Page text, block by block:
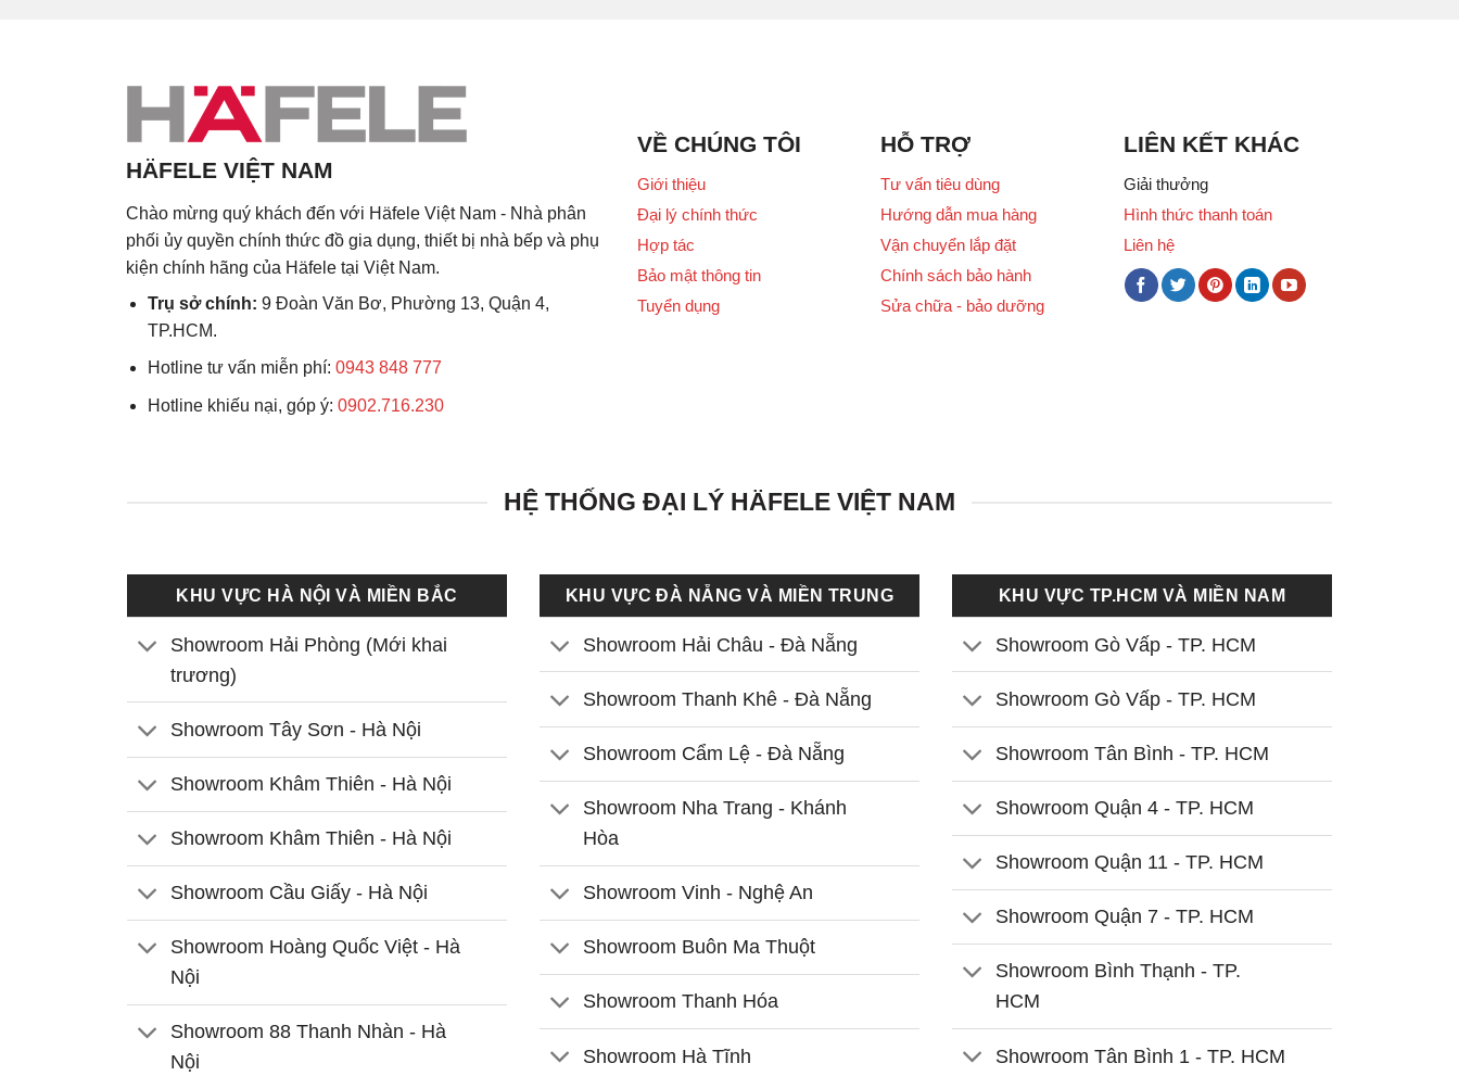
HÄFELE VIỆT NAM
Chào mừng quý khách đến với Häfele Việt Nam - Nhà phân
phối ủy quyền chính thức đồ gia dụng, thiết bị nhà bếp và phụ
kiện chính hãng của Häfele tại Việt Nam.
Trụ sở chính: 9 Đoàn Văn Bơ, Phường 13, Quận 4,
TP.HCM.
Hotline tư vấn miễn phí:0943 848 777
Hotline khiếu nại, góp ý:0902.716.230
VỀ CHÚNG TÔI
Giới thiệu
Đại lý chính thức
Hợp tác
Bảo mật thông tin
Tuyển dụng
HỖ TRỢ
Tư vấn tiêu dùng
Hướng dẫn mua hàng
Vận chuyển lắp đặt
Chính sách bảo hành
Sửa chữa - bảo dưỡng
LIÊN KẾT KHÁC
Giải thưởng
Hình thức thanh toán
Liên hệ
HỆ THỐNG ĐẠI LÝ HÄFELE VIỆT NAM
KHU VỰC HÀ NỘI VÀ MIỀN BẮC
Showroom Hải Phòng (Mới khai
trương)
Showroom Tây Sơn - Hà Nội
Showroom Khâm Thiên - Hà Nội
Showroom Khâm Thiên - Hà Nội
Showroom Cầu Giấy - Hà Nội
Showroom Hoàng Quốc Việt - Hà
Nội
Showroom 88 Thanh Nhàn - Hà
Nội
KHU VỰC ĐÀ NẴNG VÀ MIỀN TRUNG
Showroom Hải Châu - Đà Nẵng
Showroom Thanh Khê - Đà Nẵng
Showroom Cẩm Lệ - Đà Nẵng
Showroom Nha Trang - Khánh
Hòa
Showroom Vinh - Nghệ An
Showroom Buôn Ma Thuột
Showroom Thanh Hóa
Showroom Hà Tĩnh
KHU VỰC TP.HCM VÀ MIỀN NAM
Showroom Gò Vấp - TP. HCM
Showroom Gò Vấp - TP. HCM
Showroom Tân Bình - TP. HCM
Showroom Quận 4 - TP. HCM
Showroom Quận 11 - TP. HCM
Showroom Quận 7 - TP. HCM
Showroom Bình Thạnh - TP.
HCM
Showroom Tân Bình 1 - TP. HCM